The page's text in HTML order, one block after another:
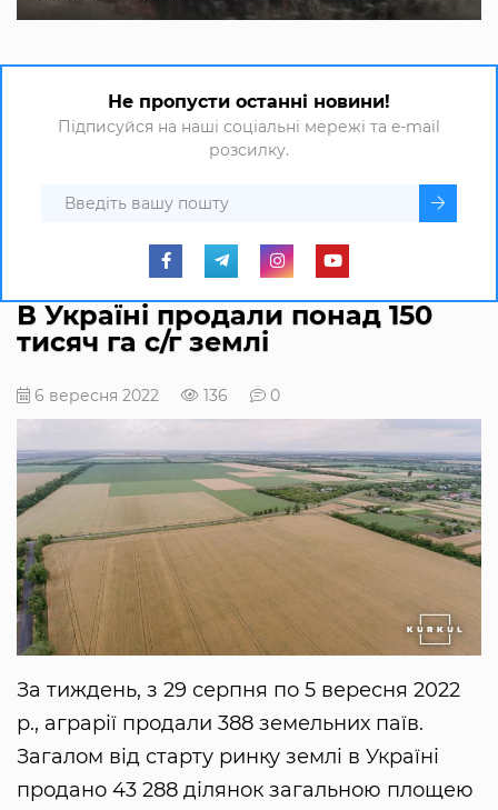
Не пропусти останні новини!
Підписуйся на наші соціальні мережі та e-mail
розсилку.
В Україні продали понад 150
тисяч га с/г землі
6 вересня 2022 136 0
За тиждень, з 29 серпня по 5 вересня 2022
р., аграрії продали 388 земельних паїв.
Загалом від старту ринку землі в Україні
продано 43 288 ділянок загальною площею